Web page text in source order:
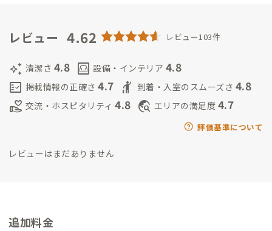
かけが掲載されています。ぜひご覧ください。 https://yoshi-n
レビュー 4.62 レビュー103件
auto_awesome 清潔さ 4.8 living 設備・インテリア 4.8
fact_check 掲載情報の正確さ 4.7 hail 到着・入室のスムーズさ 4.8
volunteer_activism 交流・ホスピタリティ 4.8 travel_explore エリアの満足度 4.7
評価基準について
レビューはまだありません
追加料金